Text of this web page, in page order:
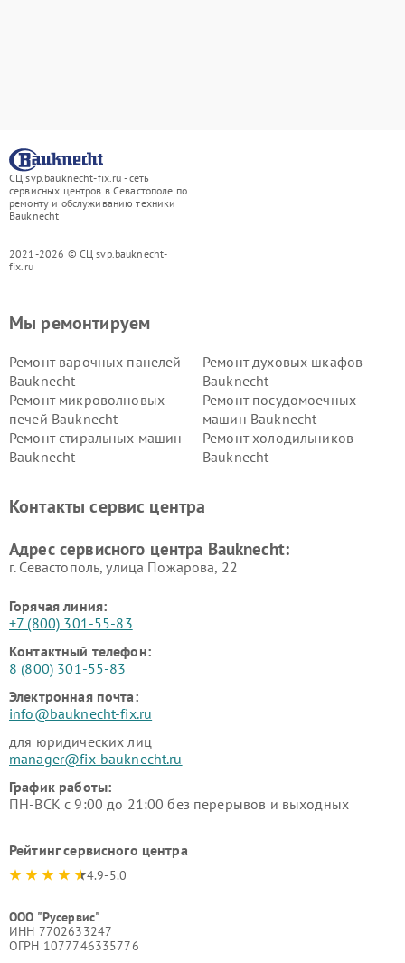
СЦ svp.bauknecht-fix.ru - сеть
сервисных центров в Севастополе по
ремонту и обслуживанию техники
Bauknecht
2021-2026 © СЦ svp.bauknecht-
fix.ru
Мы ремонтируем
Ремонт варочных панелей
Bauknecht
Ремонт духовых шкафов
Bauknecht
Ремонт микроволновых
печей Bauknecht
Ремонт посудомоечных
машин Bauknecht
Ремонт стиральных машин
Bauknecht
Ремонт холодильников
Bauknecht
Контакты сервис центра
Адрес сервисного центра Bauknecht:
г. Севастополь, улица Пожарова, 22
Горячая линия:
+7 (800) 301-55-83
Контактный телефон:
8 (800) 301-55-83
Электронная почта:
info@bauknecht-fix.ru
для юридических лиц
manager@fix-bauknecht.ru
График работы:
ПН-ВСК с 9:00 до 21:00 без перерывов и выходных
Рейтинг сервисного центра
4.9-5.0
ООО "Русервис"
ИНН 7702633247
ОГРН 1077746335776